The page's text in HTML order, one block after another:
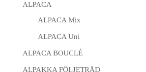
ALPACA
ALPACA Mix
ALPACA Uni
ALPACA BOUCLÉ
ALPAKKA FÖLJETRÅD